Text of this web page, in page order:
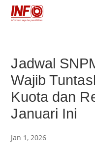
Jadwal
Wajib
Kuota dan
Januari Ini
Jan 1, 2026